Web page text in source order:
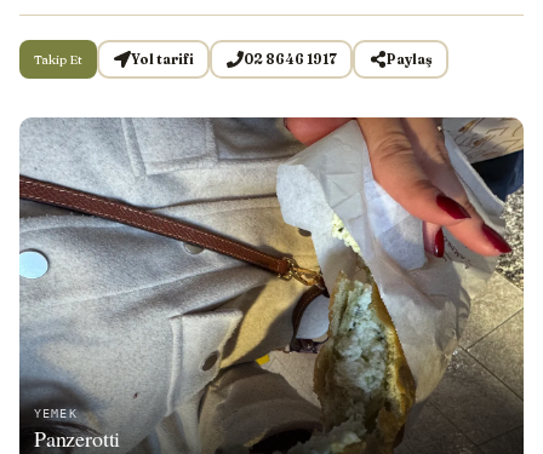
YEMEK
Panzerotti
Takip Et Yol tarifi 02 8646 1917 Paylaş